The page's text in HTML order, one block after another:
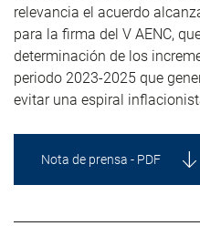
relevancia el acuerdo
para la firma del V AENC,
determinación de los
periodo 2023-2025 que
evitar una espiral
Nota de prensa - PDF